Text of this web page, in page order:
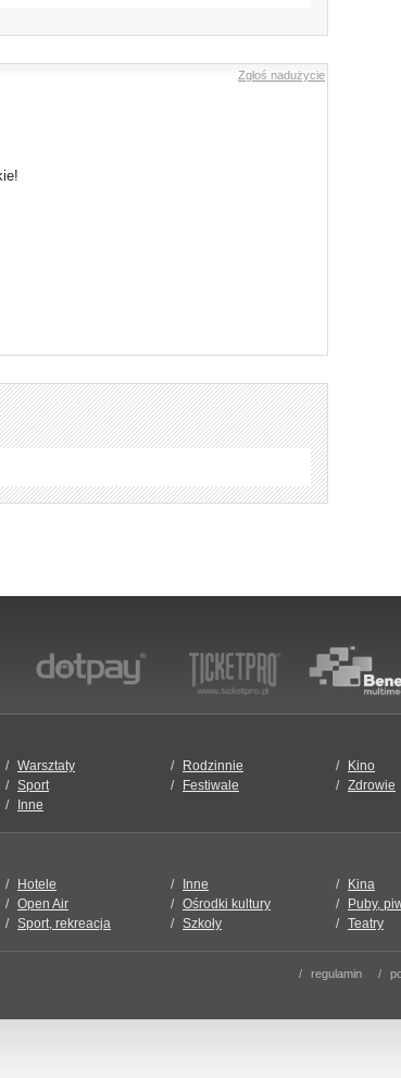
Zgłoś nadużycie
Warsztaty Rodzinnie Kino
Sport Festiwale Zdrowie
Inne
Hotele Inne Kina
Open Air Ośrodki kultury Puby,
Sport, rekreacja Szkoły Teatry
regulamin